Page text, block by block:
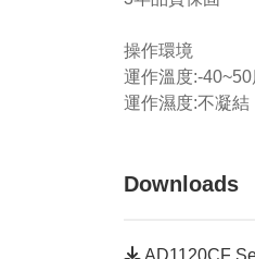
操作環境
運作溫度:-40~50
運作濕度:不凝
Downloads
AD1120CF